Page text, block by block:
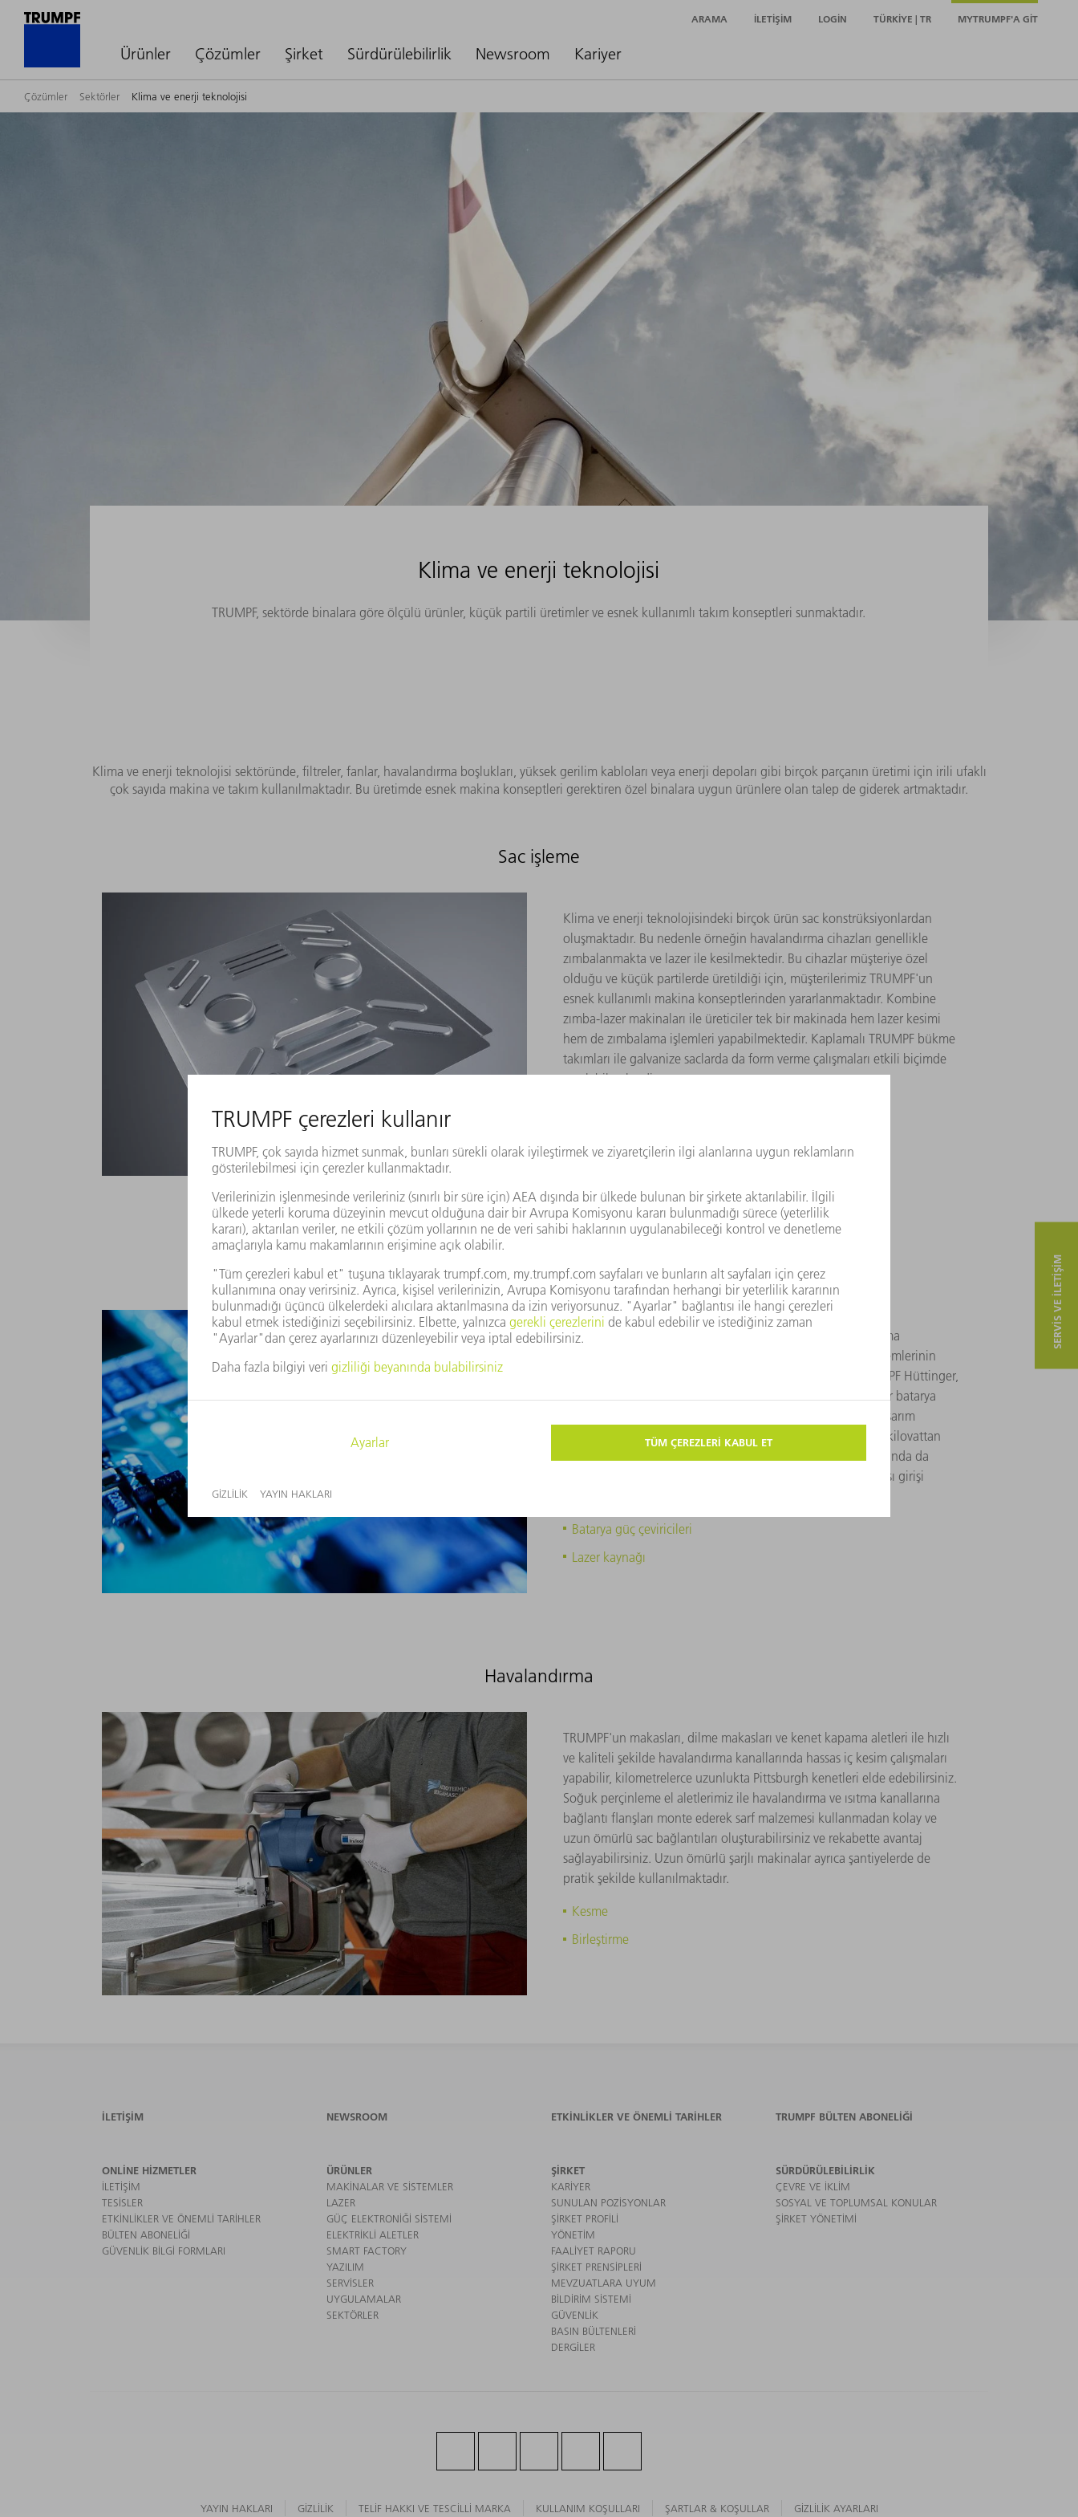
Ürünler Çözümler Şirket Sürdürülebilirlik Newsroom Kariyer
ARAMA İLETIŞIM LOGIN TÜRKIYE | TR MYTRUMPF'A GIT
Çözümler Sektörler Klima ve enerji teknolojisi
Klima ve enerji teknolojisi
TRUMPF, sektörde binalara göre ölçülü ürünler, küçük partili üretimler ve esnek kullanımlı takım konseptleri sunmaktadır.
Klima ve enerji teknolojisi sektöründe, filtreler, fanlar, havalandırma boşlukları, yüksek gerilim kabloları veya enerji depoları gibi birçok parçanın üretimi için irili ufaklı
çok sayıda makina ve takım kullanılmaktadır. Bu üretimde esnek makina konseptleri gerektiren özel binalara uygun ürünlere olan talep de giderek artmaktadır.
Sac işleme
Klima ve enerji teknolojisindeki birçok ürün sac konstrüksiyonlardan
oluşmaktadır. Bu nedenle örneğin havalandırma cihazları genellikle
zımbalanmakta ve lazer ile kesilmektedir. Bu cihazlar müşteriye özel
olduğu ve küçük partilerde üretildiği için, müşterilerimiz TRUMPF'un
esnek kullanımlı makina konseptlerinden yararlanmaktadır. Kombine
zımba-lazer makinaları ile üreticiler tek bir makinada hem lazer kesimi
hem de zımbalama işlemleri yapabilmektedir. Kaplamalı TRUMPF bükme
takımları ile galvanize saclarda da form verme çalışmaları etkili biçimde
yapılabilmektedir.
Enerji depolama
Güneş enerjisi sistemlerinin değişken enerji üretimi, depolama
sistemlerinin kullanılmasını gerektirmektedir. Depolama sistemlerinin
elektrik şebekesine bağlanmasında kullanılmak üzere TRUMPF Hüttinger,
inovatif, çift yönlü güç çeviriciler tasarlıyor ve sunuyor. Bunlar batarya
sistemini etkin bir şekilde yüklüyor ve boşaltıyor. Modüler tasarım
sayesinde, farklı güç sınıflarındaki depolama çözümlerinde -kilovattan
megavata- kullanılabiliyorlar. Elektrik bağlantılarının kaynağında da
TRUMPF lazerleri kullanılabiliyor. Lokal olarak sınırlı, düşük ısı girişi
Batarya güç çeviricileri
Lazer kaynağı
Havalandırma
TRUMPF'un makasları, dilme makasları ve kenet kapama aletleri ile hızlı
ve kaliteli şekilde havalandırma kanallarında hassas iç kesim çalışmaları
yapabilir, kilometrelerce uzunlukta Pittsburgh kenetleri elde edebilirsiniz.
Soğuk perçinleme el aletlerimiz ile havalandırma ve ısıtma kanallarına
bağlantı flanşları monte ederek sarf malzemesi kullanmadan kolay ve
uzun ömürlü sac bağlantıları oluşturabilirsiniz ve rekabette avantaj
sağlayabilirsiniz. Uzun ömürlü şarjlı makinalar ayrıca şantiyelerde de
pratik şekilde kullanılmaktadır.
Kesme
Birleştirme
SERVIS VE ILETIŞIM
İLETIŞIM NEWSROOM ETKINLIKLER VE ÖNEMLI TARIHLER TRUMPF BÜLTEN ABONELIĞI
ONLINE HIZMETLER
İLETIŞIM
TESISLER
ETKINLIKLER VE ÖNEMLI TARIHLER
BÜLTEN ABONELIĞI
GÜVENLIK BILGI FORMLARI
ÜRÜNLER
MAKINALAR VE SISTEMLER
LAZER
GÜÇ ELEKTRONIĞI SISTEMI
ELEKTRIKLI ALETLER
SMART FACTORY
YAZILIM
SERVISLER
UYGULAMALAR
SEKTÖRLER
ŞIRKET
KARIYER
SUNULAN POZISYONLAR
ŞIRKET PROFILI
YÖNETIM
FAALIYET RAPORU
ŞIRKET PRENSIPLERI
MEVZUATLARA UYUM
BILDIRIM SISTEMI
GÜVENLIK
BASIN BÜLTENLERI
DERGILER
SÜRDÜRÜLEBILIRLIK
ÇEVRE VE IKLIM
SOSYAL VE TOPLUMSAL KONULAR
ŞIRKET YÖNETIMI
YAYIN HAKLARI GIZLILIK TELIF HAKKI VE TESCILLI MARKA KULLANIM KOŞULLARI ŞARTLAR & KOŞULLAR GIZLILIK AYARLARI